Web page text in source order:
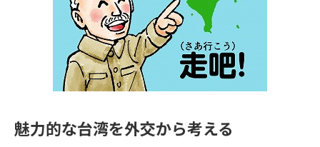
専門学校の資料請求 大学院の資料請求
留学・進学関連、塾・予備校
大学入学共通テスト「受験案
内」の請求
大学入学共通テスト「受験上の
配慮案内」の請求
高等学校卒業程度認定試験
幼稚園教員資格認定試験 小学校教員資格認定試験
魅力的な台湾を外交から考える